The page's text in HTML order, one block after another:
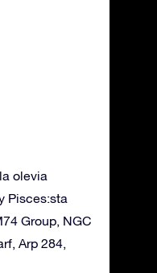
olevia
Pisces:sta
Group, NGC
Arp 284,